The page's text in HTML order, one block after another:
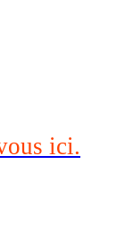
ici.